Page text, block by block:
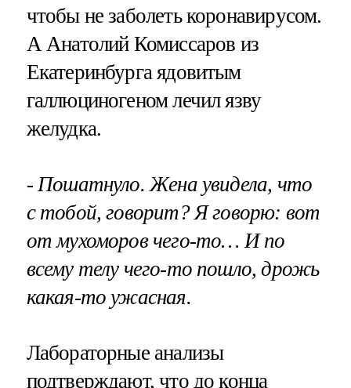
чтобы не заболеть коронавирусом.
А Анатолий Комиссаров из
Екатеринбурга ядовитым
галлюциногеном лечил язву
желудка.
- Пошатнуло. Жена увидела, что
с тобой, говорит? Я говорю: вот
от мухоморов чего-то… И по
всему телу чего-то пошло, дрожь
какая-то ужасная.
Лабораторные анализы
подтверждают, что до конца